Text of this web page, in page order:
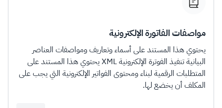
مواصفات الفاتورة الإلكترونية
يحتوي هذا المستند على أسماء وتعاريف ومواصفات العناصر
البيانية تنفيذ الفوترة الإلكترونية XML يحتوي هذا المستند على
المتطلبات الرقمية لبناء ومحتوى الفواتير الإلكترونية التي يجب على
المكلف أن يخضع لها.